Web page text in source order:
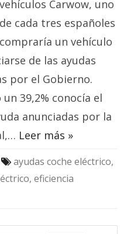
las
ayudas
que
el
vehículos Carwow, uno
de cada tres españoles
compraría un vehículo
de las ayudas
por el Gobierno.
39,2% conocía el
anunciadas por la
Leer más »
ayudas coche eléctrico,
, eficiencia